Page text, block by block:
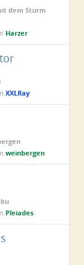
dem Sturm
Harzer
XXLRay
weinbergen
Pleiades